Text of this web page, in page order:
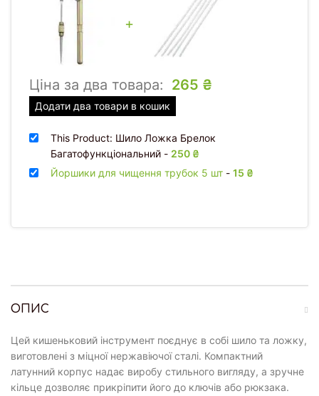
ОПИС
Цей кишеньковий інструмент поєднує в собі шило та ложку,
виготовлені з міцної нержавіючої сталі. Компактний
латунний корпус надає виробу стильного вигляду, а зручне
кільце дозволяє прикріпити його до ключів або рюкзака.
+
Ціна за два товара: 265 ₴
Додати два товари в кошик
This Product: Шило Ложка Брелок
Багатофункціональний - 250 ₴
Йоршики для чищення трубок 5 шт - 15 ₴